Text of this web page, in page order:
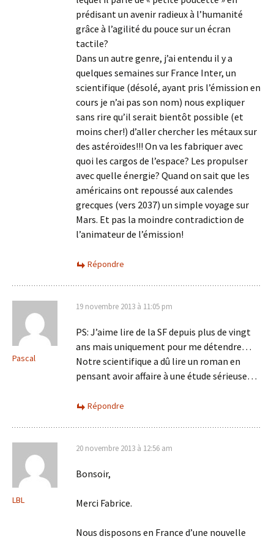
prédisant un avenir radieux à l’humanité
grâce à l’agilité du pouce sur un écran
tactile?
Dans un autre genre, j’ai entendu il y a
quelques semaines sur France Inter, un
scientifique (désolé, ayant pris l’émission en
cours je n’ai pas son nom) nous expliquer
sans rire qu’il serait bientôt possible (et
moins cher!) d’aller chercher les métaux sur
des astéroïdes!!! On va les fabriquer avec
quoi les cargos de l’espace? Les propulser
avec quelle énergie? Quand on sait que les
américains ont repoussé aux calendes
grecques (vers 2037) un simple voyage sur
Mars. Et pas la moindre contradiction de
l’animateur de l’émission!
Répondre
Pascal
19 novembre 2013 à 11:05 pm
PS: J’aime lire de la SF depuis plus de vingt
ans mais uniquement pour me détendre…
Notre scientifique a dû lire un roman en
pensant avoir affaire à une étude sérieuse…
Répondre
LBL
20 novembre 2013 à 12:56 am
Bonsoir,
Merci Fabrice.
Nous disposons en France d’une nouvelle